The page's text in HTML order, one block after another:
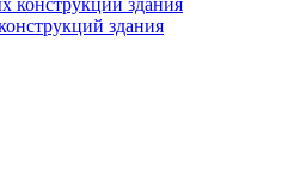
здания